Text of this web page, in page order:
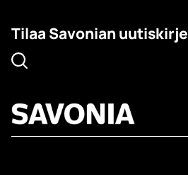
Tilaa Savonian uutiskirje